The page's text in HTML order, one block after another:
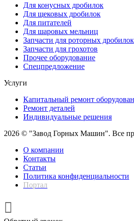
Для конусных дробилок
Для щековых дробилок
Для питателей
Для шаровых мельниц
Запчасти для роторных дробилок
Запчасти для грохотов
Прочее оборудование
Спецпредложение
Услуги
Капитальный ремонт
Ремонт деталей
Индивидуальные решения
2026 © "Завод Горных Машин". Все
О компании
Контакты
Статьи
Политика конфиденциальности
Портал